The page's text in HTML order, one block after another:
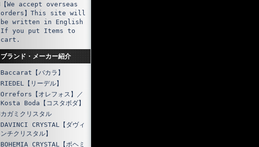
【We accept overseas
orders】This site will
be written in English
If you put Items to
cart.
ブランド・メーカー紹介
Baccarat【バカラ】
RIEDEL【リーデル】
Orrefors【オレフォス】／
Kosta Boda【コスタボダ】
カガミクリスタル
DAVINCI CRYSTAL【ダヴィ
ンチクリスタル】
BOHEMIA CRYSTAL【ボヘミ